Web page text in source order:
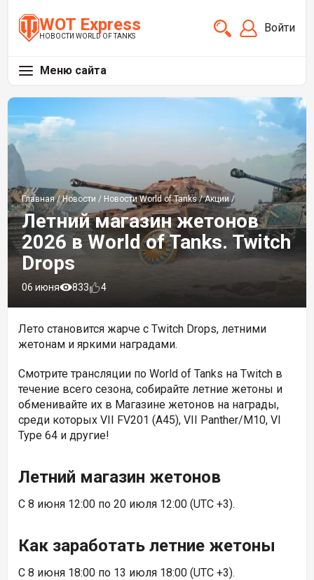
WOT Express
НОВОСТИ WORLD OF TANKS
Войти
Меню сайта
Главная/ Новости / Новости World of Tanks/ Акции/
Летний магазин жетонов
2026 в World of Tanks. Twitch
Drops
06 июня 833 4
Лето становится жарче с Twitch Drops, летними
жетонам и яркими наградами.
Смотрите трансляции по World of Tanks на Twitch в
течение всего сезона, собирайте летние жетоны и
обменивайте их в Магазине жетонов на награды,
среди которых VII FV201 (A45), VII Panther/M10, VI
Type 64 и другие!
Летний магазин жетонов
С 8 июня 12:00 по 20 июля 12:00 (UTC +3).
Как заработать летние жетоны
С 8 июня 18:00 по 13 июля 18:00 (UTC +3).